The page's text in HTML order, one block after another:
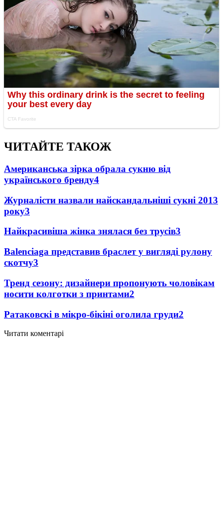
ЧИТАЙТЕ ТАКОЖ
Американська зірка обрала сукню від
українського бренду4
Журналісти назвали найскандальніші сукні 2013
року3
Найкрасивіша жінка знялася без трусів3
Balenciaga представив браслет у вигляді рулону
скотчу3
Тренд сезону: дизайнери пропонують чоловікам
носити колготки з принтами2
Ратаковскі в мікро-бікіні оголила груди2
Читати коментарі